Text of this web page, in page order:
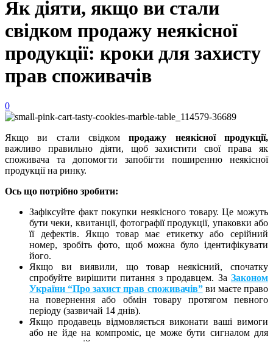
Як діяти, якщо ви стали
свідком продажу неякісної
продукції: кроки для захисту
прав споживачів
0
Якщо ви стали свідкомпродажу неякісної продукції,
важливо правильно діяти, щоб захистити свої права як
споживача та допомогти запобігти поширенню неякісної
продукції на ринку.
Ось що потрібно зробити:
Зафіксуйте факт покупки неякісного товару. Це можуть
бути чеки, квитанції, фотографії продукції, упаковки або
її дефектів. Якщо товар має етикетку або серійний
номер, зробіть фото, щоб можна було ідентифікувати
його.
Якщо ви виявили, що товар неякісний, спочатку
спробуйте вирішити питання з продавцем. За Законом
України “Про захист прав споживачів”ви маєте право
на повернення або обмін товару протягом певного
періоду (зазвичай 14 днів).
Якщо продавець відмовляється виконати ваші вимоги
або не йде на компроміс, це може бути сигналом для